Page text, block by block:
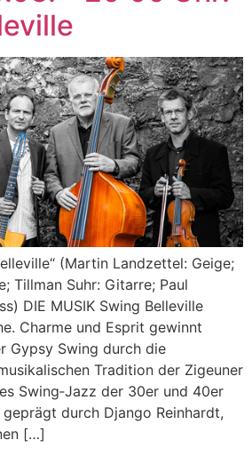
(Martin Landzettel: Geige;
Tillman Suhr: Gitarre; Paul
DIE MUSIK Swing Belleville
Charme und Esprit gewinnt
Gypsy Swing durch die
Tradition der Zigeuner
Swing‑Jazz der 30er und 40er
durch Django Reinhardt,
[…]